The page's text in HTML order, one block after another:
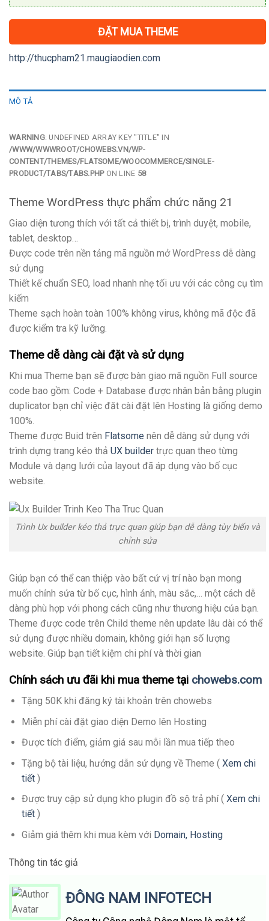
ĐẶT MUA THEME
http://thucpham21.maugiaodien.com
MÔ TẢ
WARNING: UNDEFINED ARRAY KEY "TITLE" IN
/WWW/WWWROOT/CHOWEBS.VN/WP-
CONTENT/THEMES/FLATSOME/WOOCOMMERCE/SINGLE-
PRODUCT/TABS/TABS.PHPON LINE 58
Theme WordPress thực phẩm chức năng 21
Giao diện tương thích với tất cả thiết bị, trình duyệt, mobile,
tablet, desktop…
Được code trên nền tảng mã nguồn mở WordPress dễ dàng
sử dụng
Thiết kế chuẩn SEO, load nhanh nhẹ tối ưu với các công cụ tìm
kiếm
Theme sạch hoàn toàn 100% không virus, không mã độc đã
được kiểm tra kỹ lưỡng.
Theme dễ dàng cài đặt và sử dụng
Khi mua Theme bạn sẽ được bàn giao mã nguồn Full source
code bao gồm: Code + Database được nhân bản bằng plugin
duplicator bạn chỉ việc đăt cài đặt lên Hosting là giống demo
100%.
Theme được Buid trên Flatsome nên dễ dàng sử dụng với
trình dựng trang kéo thả UX builder trực quan theo từng
Module và dạng lưới của layout đã áp dụng vào bố cục
website.
Trình Ux builder kéo thả trực quan giúp bạn dễ dàng tùy biến và
chỉnh sửa
Giúp bạn có thể can thiệp vào bất cứ vị trí nào bạn mong
muốn chỉnh sửa từ bố cục, hình ảnh, màu sắc,… một cách dễ
dàng phù hợp với phong cách cũng như thương hiệu của bạn.
Theme được code trên Child theme nên update lâu dài có thể
sử dụng được nhiều domain, không giới hạn số lượng
website. Giúp bạn tiết kiệm chi phí và thời gian
Chính sách ưu đãi khi mua theme tại chowebs.com
Tặng 50K khi đăng ký tài khoản trên chowebs
Miễn phí cài đặt giao diện Demo lên Hosting
Được tích điểm, giảm giá sau mỗi lần mua tiếp theo
Tặng bộ tài liệu, hướng dẫn sử dụng về Theme ( Xem chi
tiết)
Được truy cập sử dụng kho plugin đồ sộ trả phí ( Xem chi
tiết)
Giảm giá thêm khi mua kèm với Domain, Hosting
Thông tin tác giả
ĐÔNG NAM INFOTECH